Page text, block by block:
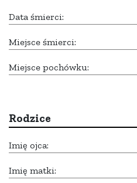
Data śmierci:
Miejsce śmierci:
Miejsce pochówku:
Rodzice
Imię ojca:
Imię matki: